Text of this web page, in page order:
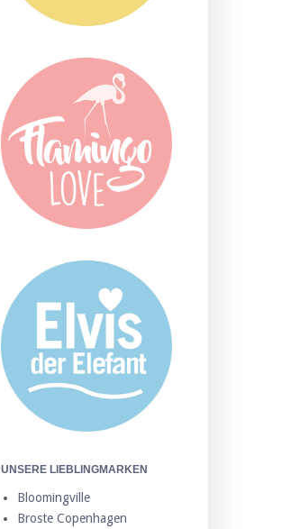
UNSERE LIEBLINGMARKEN
Bloomingville
Broste Copenhagen